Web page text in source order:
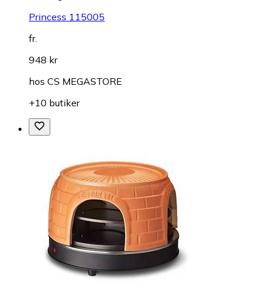
Princess 115005
fr.
948 kr
hos CS MEGASTORE
+10 butiker